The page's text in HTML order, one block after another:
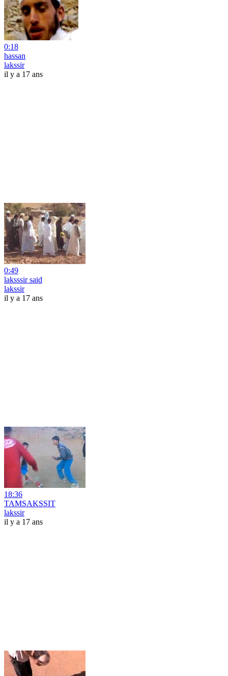
0:18
hassan
lakssir
il y a 17 ans
0:49
laksssir said
lakssir
il y a 17 ans
18:36
TAMSAKSSIT
lakssir
il y a 17 ans